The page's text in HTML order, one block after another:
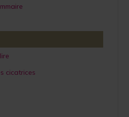
cicatrices